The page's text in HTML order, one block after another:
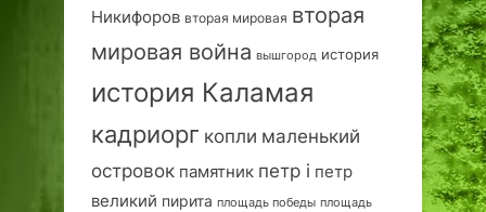
Никифоров вторая мировая вторая
мировая война вышгород история
история Каламая
кадриорг копли маленький
островок памятник петр i петр
великий пирита площадь победы площадь